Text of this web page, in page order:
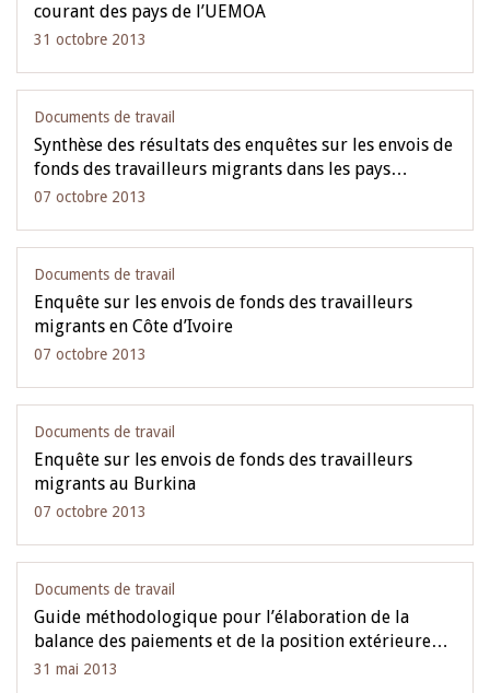
courant des pays de l’UEMOA
31 octobre 2013
Documents de travail
Synthèse des résultats des enquêtes sur les envois de
fonds des travailleurs migrants dans les pays…
07 octobre 2013
Documents de travail
Enquête sur les envois de fonds des travailleurs
migrants en Côte d’Ivoire
07 octobre 2013
Documents de travail
Enquête sur les envois de fonds des travailleurs
migrants au Burkina
07 octobre 2013
Documents de travail
Guide méthodologique pour l’élaboration de la
balance des paiements et de la position extérieure…
31 mai 2013